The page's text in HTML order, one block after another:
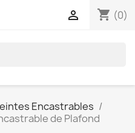
shopping_cart (0)

Encastrables
de Plafond